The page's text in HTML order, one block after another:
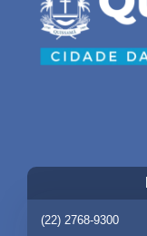
(22) 2768-9300